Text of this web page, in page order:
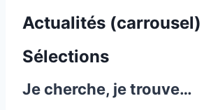
Actualités (carrousel)
Sélections
Je cherche, je trouve…